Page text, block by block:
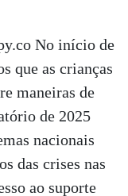
No início de
que as crianças
maneiras de
de 2025
nacionais
das crises nas
ao suporte